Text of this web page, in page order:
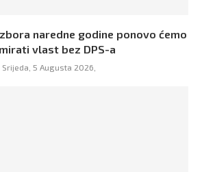
naredne godine ponovo ćemo
vlast bez DPS-a
Srijeda, 5 Augusta 2026,